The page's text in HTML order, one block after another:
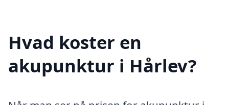
Hvad koster en
akupunktur i Hårlev?